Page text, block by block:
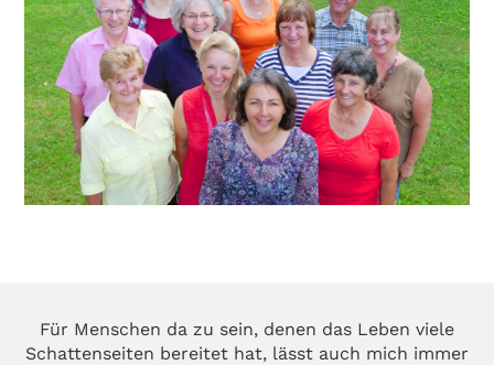
Für Menschen da zu sein, denen das Leben viele
Schattenseiten bereitet hat, lässt auch mich immer